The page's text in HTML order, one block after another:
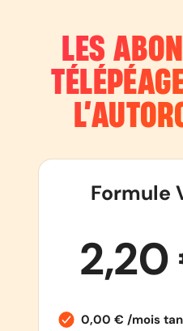
LES
Formule
0,00 € /mois